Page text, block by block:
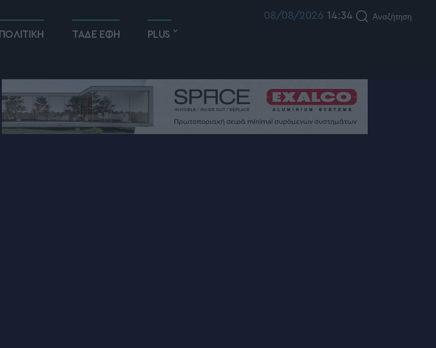
ΠΟΛΙΤΙΚΗ ΤΑΔΕ ΕΦΗ PLUS
08/08/2026 14:34 Αναζήτηση